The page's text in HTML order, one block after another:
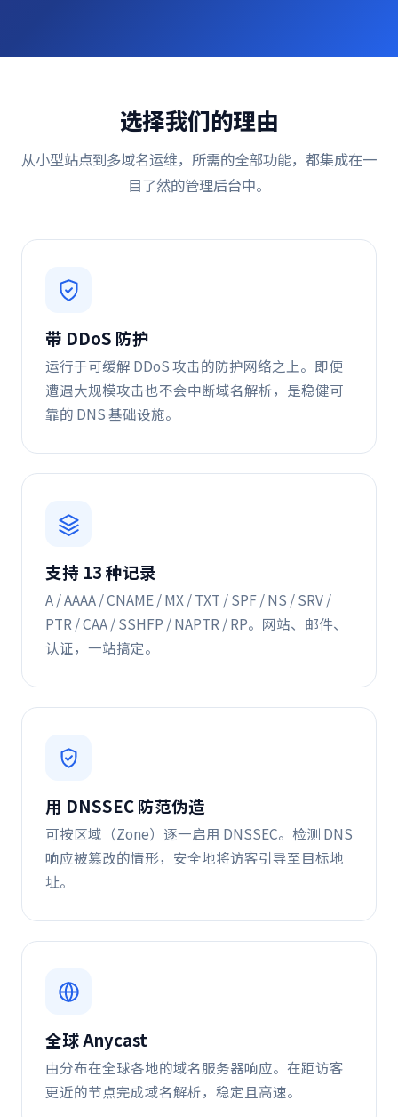
选择我们的理由
从小型站点到多域名运维，所需的全部功能，都集成在一
目了然的管理后台中。
带 DDoS 防护
运行于可缓解 DDoS 攻击的防护网络之上。即便
遭遇大规模攻击也不会中断域名解析，是稳健可
靠的 DNS 基础设施。
支持 13 种记录
A / AAAA / CNAME / MX / TXT / SPF / NS / SRV /
PTR / CAA / SSHFP / NAPTR / RP。网站、邮件、
认证，一站搞定。
用 DNSSEC 防范伪造
可按区域（Zone）逐一启用 DNSSEC。检测 DNS
响应被篡改的情形，安全地将访客引导至目标地
址。
全球 Anycast
由分布在全球各地的域名服务器响应。在距访客
更近的节点完成域名解析，稳定且高速。